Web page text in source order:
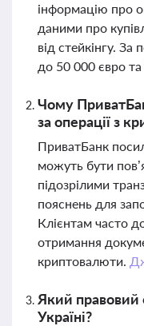
інформацію про
даними про
від стейкінгу.
до 50 000 євро та
Чому
за операції з
ПриватБанк
можуть бути
підозрілими
пояснень для
Клієнтам часто
отримання
криптовалюти.
Який правовий
Україні?